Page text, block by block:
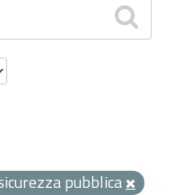
pubblica